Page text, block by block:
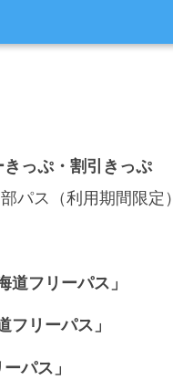
っぷ・割引きっぷ
パス（利用期間限定）
フリーパス」
リーパス」
パス」